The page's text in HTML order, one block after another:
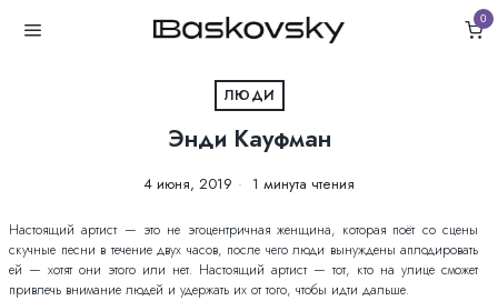
0
ЛЮДИ
Энди Кауфман
4 июня, 2019 1 минута чтения
Настоящий артист — это не эгоцентричная женщина, которая поёт со сцены
скучные песни в течение двух часов, после чего люди вынуждены аплодировать
ей — хотят они этого или нет. Настоящий артист — тот, кто на улице сможет
привлечь внимание людей и удержать их от того, чтобы идти дальше.